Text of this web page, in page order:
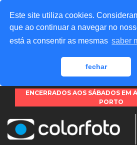
Este site utiliza cookies.
que ao continuar a navegar no
está a consentir as mesmas saber
fechar
ENCERRADOS AOS SÁBADOS EM
PORTO